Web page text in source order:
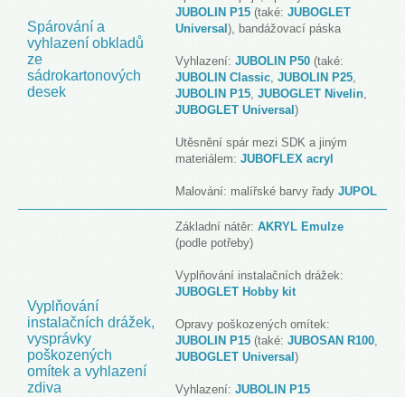
Spárování a
vyhlazení obkladů
ze
sádrokartonových
desek
JUBOLIN P15 (také: JUBOGLET
Universal), bandážovací páska
Vyhlazení: JUBOLIN P50 (také:
JUBOLIN Classic JUBOLIN P25
JUBOLIN P15 JUBOGLET Nivelin
JUBOGLET Universal)
Utěsnění spár mezi SDK a jiným
materiálem: JUBOFLEX acryl
Malování: malířské barvy řady JUPOL
Vyplňování
instalačních drážek,
vysprávky
poškozených
omítek a vyhlazení
zdiva
Základní nátěr: AKRYL Emulze
(podle potřeby)
Vyplňování instalačních drážek:
JUBOGLET Hobby kit
Opravy poškozených omítek:
JUBOLIN P15 (také: JUBOSAN R100
JUBOGLET Universal)
Vyhlazení: JUBOLIN P15